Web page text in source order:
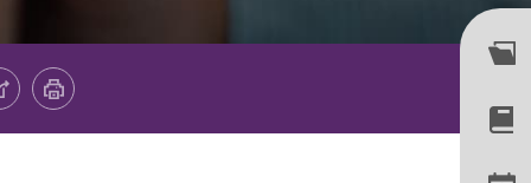
프린트하기